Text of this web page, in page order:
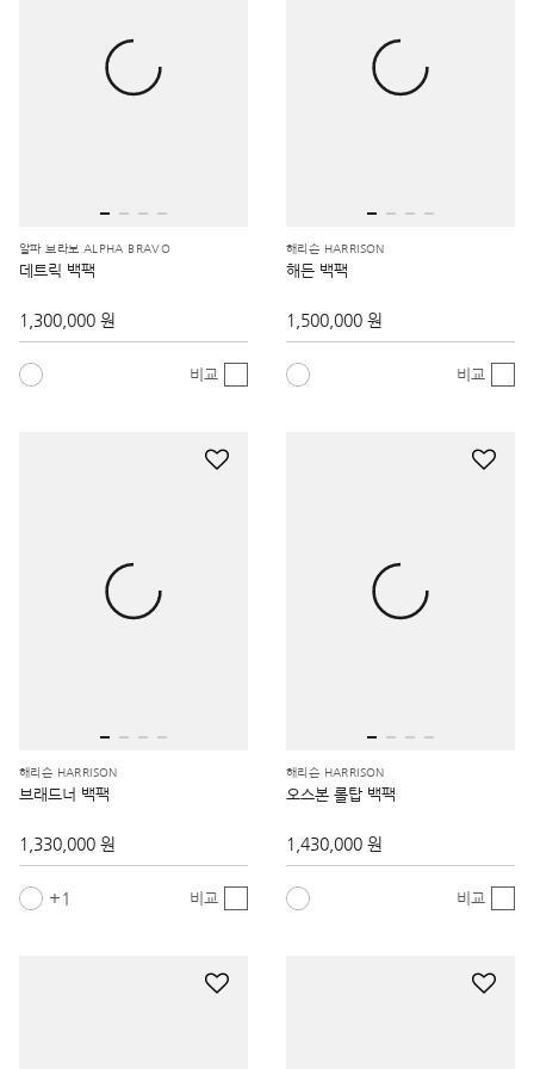
알파 브라보 ALPHA BRAVO
데트릭 백팩
1,300,000 원
비교
해리슨 HARRISON
해든 백팩
1,500,000 원
비교
해리슨 HARRISON
브래드너 백팩
1,330,000 원
1 비교
해리슨 HARRISON
오스본 롤탑 백팩
1,430,000 원
비교